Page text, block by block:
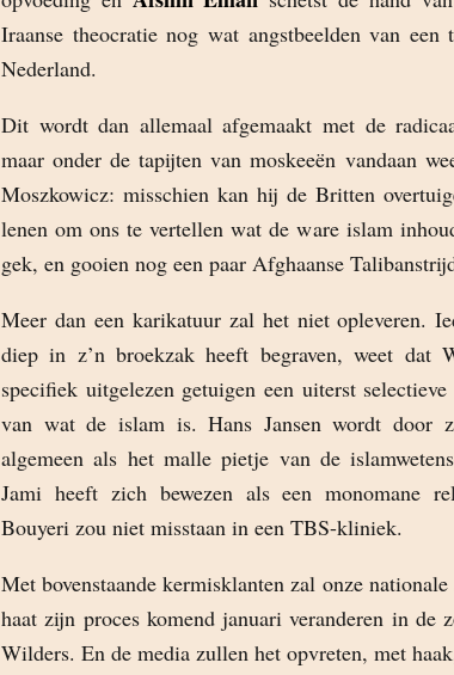
Iraanse theocratie nog wat angstbeelden van een
Nederland.
Dit wordt dan allemaal afgemaakt met de
maar onder de tapijten van moskeeën vandaan
Moszkowicz: misschien kan hij de Britten
lenen om ons te vertellen wat de ware islam
gek, en gooien nog een paar Afghaanse
Meer dan een karikatuur zal het niet opleveren.
diep in z’n broekzak heeft begraven, weet dat
specifiek uitgelezen getuigen een uiterst
van wat de islam is. Hans Jansen wordt door
algemeen als het malle pietje van de
Jami heeft zich bewezen als een monomane
Bouyeri zou niet misstaan in een TBS-kliniek.
Met bovenstaande kermisklanten zal onze
haat zijn proces komend januari veranderen in de
Wilders. En de media zullen het opvreten, met